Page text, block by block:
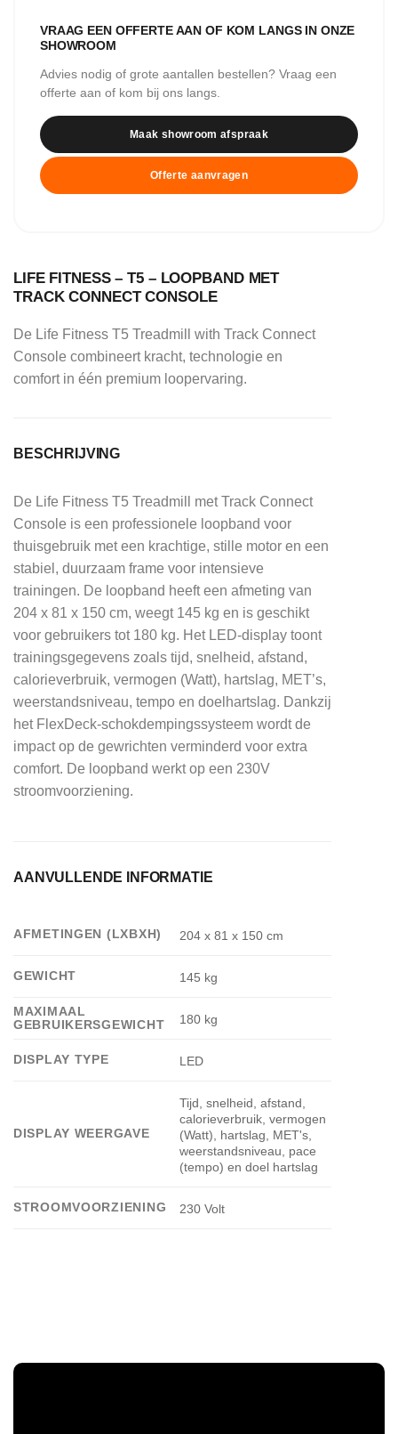
VRAAG EEN OFFERTE AAN OF KOM LANGS IN ONZE
SHOWROOM
Advies nodig of grote aantallen bestellen? Vraag een
offerte aan of kom bij ons langs.
Maak showroom afspraak
Offerte aanvragen
LIFE FITNESS – T5 – LOOPBAND MET
TRACK CONNECT CONSOLE
De Life Fitness T5 Treadmill with Track Connect
Console combineert kracht, technologie en
comfort in één premium loopervaring.
BESCHRIJVING
De Life Fitness T5 Treadmill met Track Connect
Console is een professionele loopband voor
thuisgebruik met een krachtige, stille motor en een
stabiel, duurzaam frame voor intensieve
trainingen. De loopband heeft een afmeting van
204 x 81 x 150 cm, weegt 145 kg en is geschikt
voor gebruikers tot 180 kg. Het LED-display toont
trainingsgegevens zoals tijd, snelheid, afstand,
calorieverbruik, vermogen (Watt), hartslag, MET’s,
weerstandsniveau, tempo en doelhartslag. Dankzij
het FlexDeck-schokdempingssysteem wordt de
impact op de gewrichten verminderd voor extra
comfort. De loopband werkt op een 230V
stroomvoorziening.
AANVULLENDE INFORMATIE
AFMETINGEN (LXBXH) 204 x 81 x 150 cm
GEWICHT 145 kg
MAXIMAAL
GEBRUIKERSGEWICHT
180 kg
DISPLAY TYPE LED
DISPLAY WEERGAVE
Tijd, snelheid, afstand,
calorieverbruik, vermogen
(Watt), hartslag, MET's,
weerstandsniveau, pace
(tempo) en doel hartslag
STROOMVOORZIENING 230 Volt